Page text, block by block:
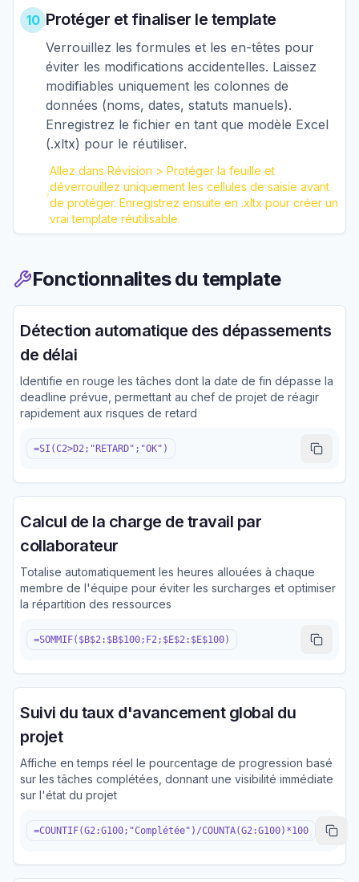
10 Protéger et finaliser le template
Verrouillez les formules et les en-têtes pour
éviter les modifications accidentelles. Laissez
modifiables uniquement les colonnes de
données (noms, dates, statuts manuels).
Enregistrez le fichier en tant que modèle Excel
(.xltx) pour le réutiliser.
Allez dans Révision > Protéger la feuille et
déverrouillez uniquement les cellules de saisie avant
de protéger. Enregistrez ensuite en .xltx pour créer un
vrai template réutilisable.
Fonctionnalites du template
Détection automatique des dépassements
de délai
Identifie en rouge les tâches dont la date de fin dépasse la
deadline prévue, permettant au chef de projet de réagir
rapidement aux risques de retard
=SI(C2>D2;"RETARD";"OK")
Calcul de la charge de travail par
collaborateur
Totalise automatiquement les heures allouées à chaque
membre de l'équipe pour éviter les surcharges et optimiser
la répartition des ressources
=SOMMIF($B$2:$B$100;F2;$E$2:$E$100)
Suivi du taux d'avancement global du
projet
Affiche en temps réel le pourcentage de progression basé
sur les tâches complétées, donnant une visibilité immédiate
sur l'état du projet
=COUNTIF(G2:G100;"Complétée")/COUNTA(G2:G100)*100